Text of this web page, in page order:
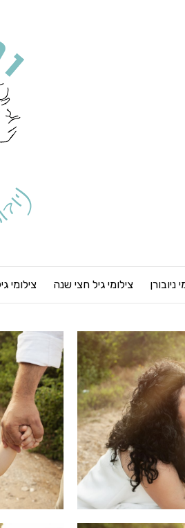
ניובורן צילומי גיל חצי שנה צילומי